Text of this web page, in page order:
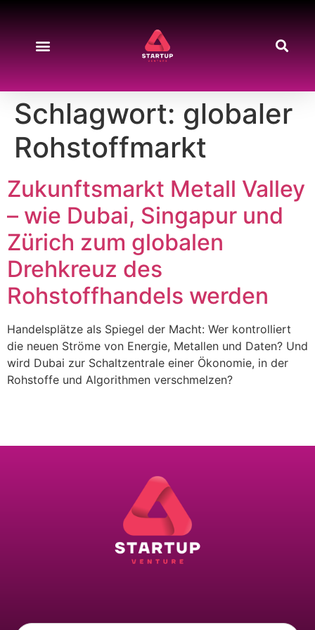
Schlagwort: globaler
Rohstoffmarkt
Zukunftsmarkt Metall Valley
– wie Dubai, Singapur und
Zürich zum globalen
Drehkreuz des
Rohstoffhandels werden
Handelsplätze als Spiegel der Macht: Wer kontrolliert
die neuen Ströme von Energie, Metallen und Daten? Und
wird Dubai zur Schaltzentrale einer Ökonomie, in der
Rohstoffe und Algorithmen verschmelzen?